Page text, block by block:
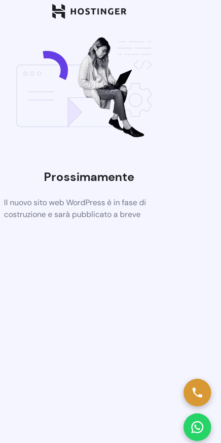
Prossimamente
Il nuovo sito web WordPress è in fase di
costruzione e sarà pubblicato a breve